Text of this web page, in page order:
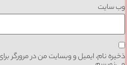
وب‌ سایت
ذخیره نام، ایمیل و وبسایت من در مرورگر